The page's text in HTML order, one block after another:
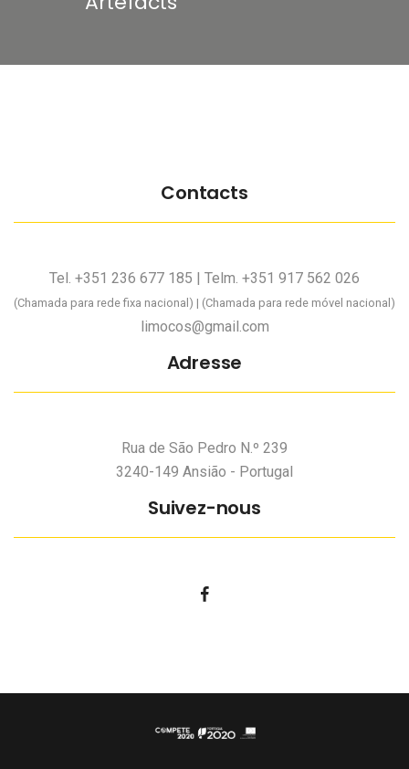
Contacts
Tel. +351 236 677 185 | Telm. +351 917 562 026
(Chamada para rede fixa nacional) | (Chamada para rede móvel nacional)
limocos@gmail.com
Adresse
Rua de São Pedro N.º 239
3240-149 Ansião - Portugal
Suivez-nous